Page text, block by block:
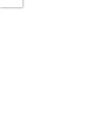
Twitter